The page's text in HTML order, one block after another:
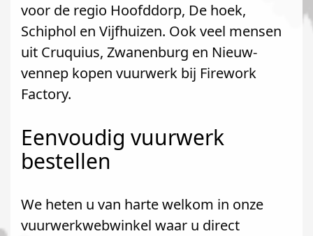
voor de regio Hoofddorp, De hoek,
Schiphol en Vijfhuizen. Ook veel mensen
uit Cruquius, Zwanenburg en Nieuw-
vennep kopen vuurwerk bij Firework
Factory.
Eenvoudig vuurwerk
bestellen
We heten u van harte welkom in onze
vuurwerkwebwinkel waar u direct